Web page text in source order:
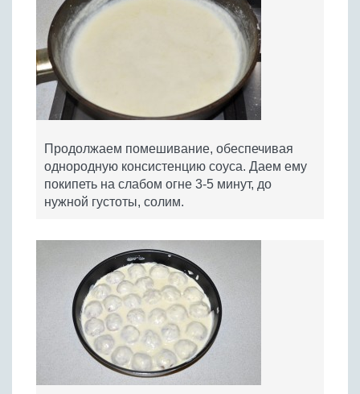
Продолжаем помешивание, обеспечивая
однородную консистенцию соуса. Даем ему
покипеть на слабом огне 3-5 минут, до
нужной густоты, солим.